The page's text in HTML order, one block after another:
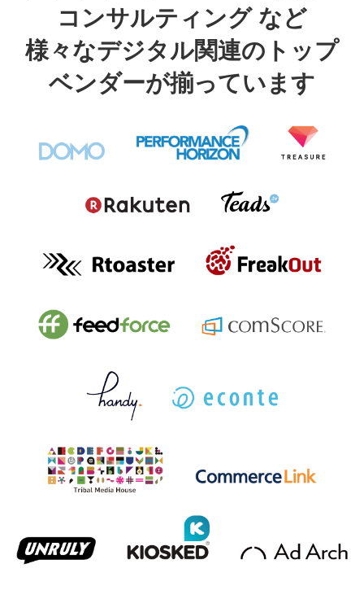
コンサルティング など
様々なデジタル関連のトップ
ベンダーが揃っています